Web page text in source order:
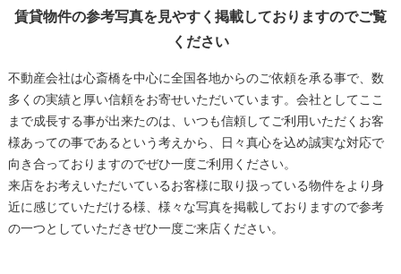
賃貸物件の参考写真を見やすく掲載しておりますのでご覧
ください
不動産会社は心斎橋を中心に全国各地からのご依頼を承る事で、数
多くの実績と厚い信頼をお寄せいただいています。会社としてここ
まで成長する事が出来たのは、いつも信頼してご利用いただくお客
様あっての事であるという考えから、日々真心を込め誠実な対応で
向き合っておりますのでぜひ一度ご利用ください。
来店をお考えいただいているお客様に取り扱っている物件をより身
近に感じていただける様、様々な写真を掲載しておりますので参考
の一つとしていただきぜひ一度ご来店ください。